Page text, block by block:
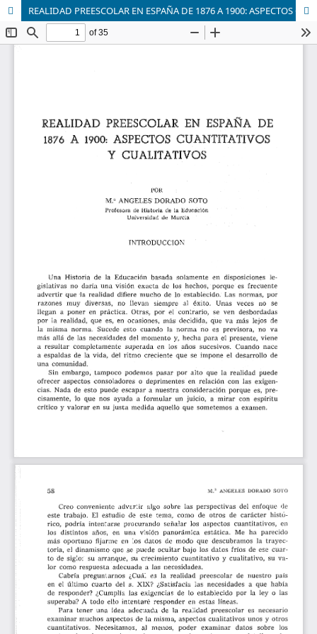
REALIDAD PREESCOLAR EN ESPAÑA DE 1876 A 1900: ASPECTOS CUANTITATIVOS Y CUALITATIVOS